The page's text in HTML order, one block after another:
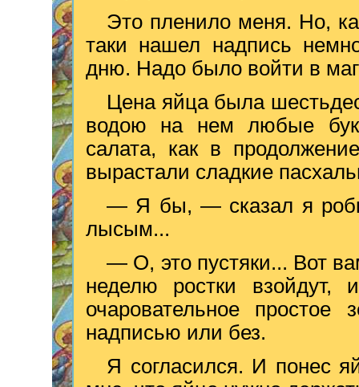
Это пленило меня. Но,
таки нашел надпись
дню. Надо было войти в
Цена яйца была
водою на нем любые
салата, как в
вырастали сладкие
— Я бы, — сказал я
лысым...
— О, это пустяки... Вот
неделю ростки взойдут,
очаровательное
надписью или без.
Я согласился. И понес